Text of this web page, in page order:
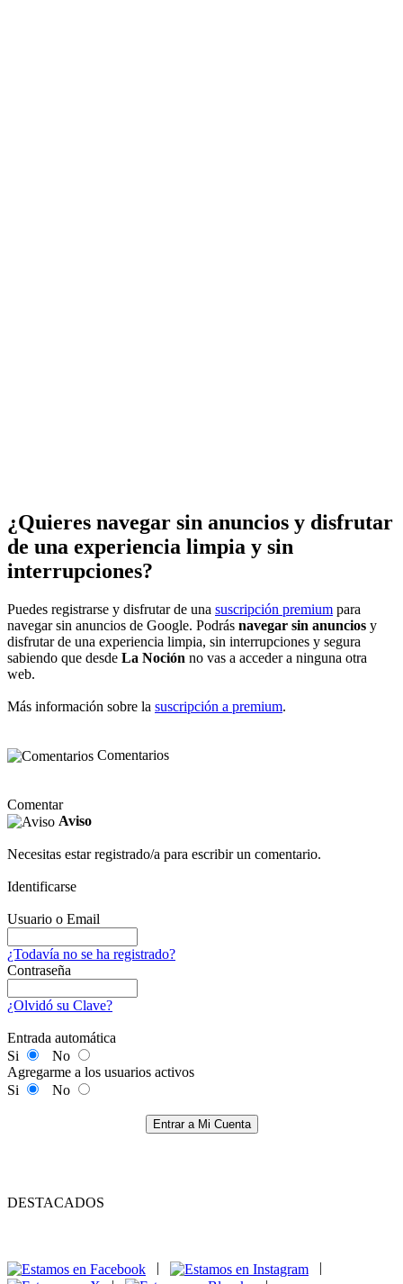
¿Quieres navegar sin anuncios y disfrutar
de una experiencia limpia y sin
interrupciones?
Puedes registrarse y disfrutar de una suscripción premium para
navegar sin anuncios de Google. Podrás navegar sin anuncios y
disfrutar de una experiencia limpia, sin interrupciones y segura
sabiendo que desde La Noción no vas a acceder a ninguna otra
web.
Más información sobre la suscripción a premium.
Comentarios
Comentar
Aviso
Necesitas estar registrado/a para escribir un comentario.
Identificarse
Usuario o Email
¿Todavía no se ha registrado?
Contraseña
¿Olvidó su Clave?
Entrada automática
Si
No
Agregarme a los usuarios activos
Si
No
Entrar a Mi Cuenta
DESTACADOS